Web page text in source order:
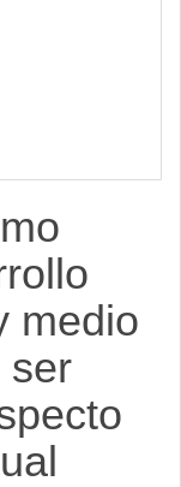
medio
ser